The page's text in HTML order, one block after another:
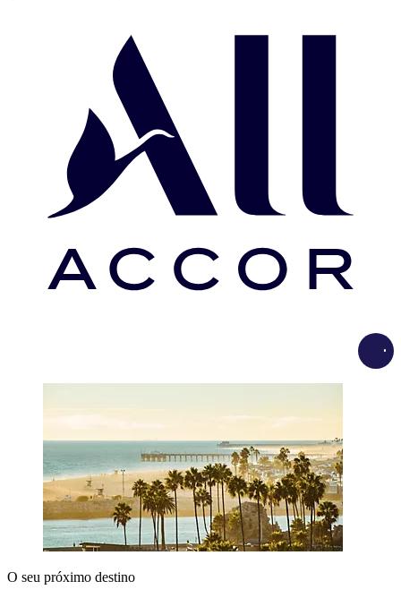
O seu próximo destino